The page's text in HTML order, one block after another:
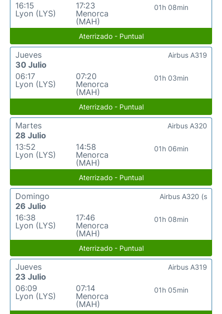
16:15
Lyon (LYS)
17:23
Menorca
(MAH)
01h 08min
Aterrizado - Puntual
Jueves
30 Julio
06:17
Lyon (LYS)
07:20
Menorca
(MAH)
01h 03min
Airbus A319
Aterrizado - Puntual
Martes
28 Julio
13:52
Lyon (LYS)
14:58
Menorca
(MAH)
01h 06min
Airbus A320
Aterrizado - Puntual
Domingo
26 Julio
16:38
Lyon (LYS)
17:46
Menorca
(MAH)
01h 08min
Airbus A320 (s
Aterrizado - Puntual
Jueves
23 Julio
06:09
Lyon (LYS)
07:14
Menorca
(MAH)
01h 05min
Airbus A319